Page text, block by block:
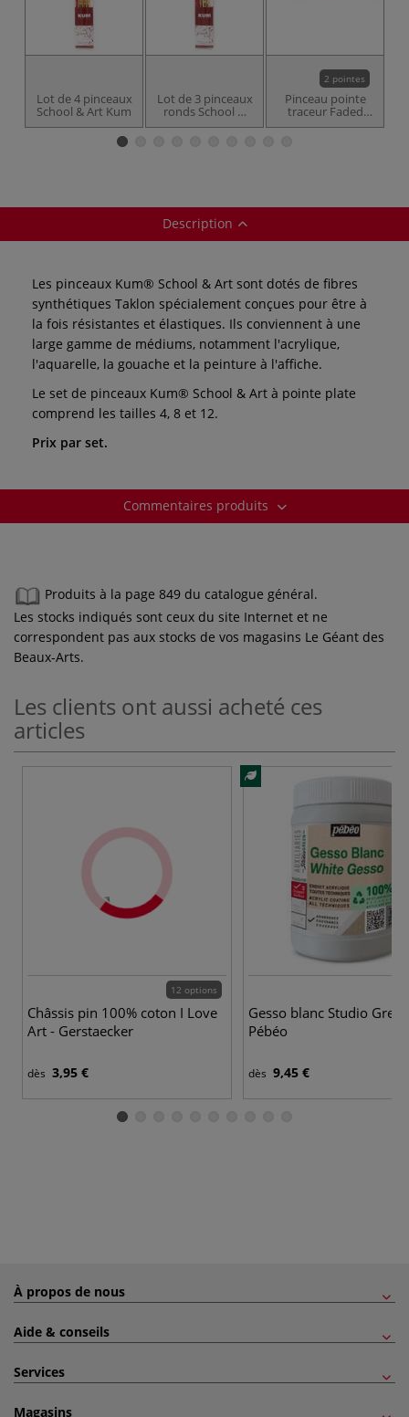
Lot de 4 pinceaux
School & Art Kum
Lot de 3 pinceaux
ronds School &
Art Kum
2 pointes
Pinceau pointe
traceur Faded
Kum
Description
Les pinceaux Kum® School & Art sont dotés de fibres
synthétiques Taklon spécialement conçues pour être à
la fois résistantes et élastiques. Ils conviennent à une
large gamme de médiums, notamment l'acrylique,
l'aquarelle, la gouache et la peinture à l'affiche.
Le set de pinceaux Kum® School & Art à pointe plate
comprend les tailles 4, 8 et 12.
Prix par set.
Commentaires produits
Produits à la page 849 du catalogue général.
Les stocks indiqués sont ceux du site Internet et ne
correspondent pas aux stocks de vos magasins Le Géant des
Beaux-Arts.
Les clients ont aussi acheté ces
articles
12 options
Châssis pin 100% coton I Love
Art - Gerstaecker
dès 3,95 €
Gesso blanc Studio Green
Pébéo
dès 9,45 €
À propos de nous
Aide & conseils
Services
Magasins